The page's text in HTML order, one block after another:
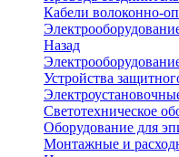
Кабели волоконно-
Назад
Устройства
Светотехническое
Оборудование для
Монтажные и